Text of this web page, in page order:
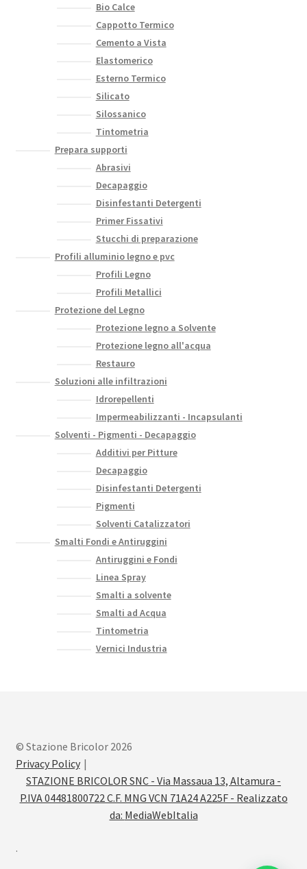
Bio Calce
Cappotto Termico
Cemento a Vista
Elastomerico
Esterno Termico
Silicato
Silossanico
Tintometria
Prepara supporti
Abrasivi
Decapaggio
Disinfestanti Detergenti
Primer Fissativi
Stucchi di preparazione
Profili alluminio legno e pvc
Profili Legno
Profili Metallici
Protezione del Legno
Protezione legno a Solvente
Protezione legno all'acqua
Restauro
Soluzioni alle infiltrazioni
Idrorepellenti
Impermeabilizzanti - Incapsulanti
Solventi - Pigmenti - Decapaggio
Additivi per Pitture
Decapaggio
Disinfestanti Detergenti
Pigmenti
Solventi Catalizzatori
Smalti Fondi e Antiruggini
Antiruggini e Fondi
Linea Spray
Smalti a solvente
Smalti ad Acqua
Tintometria
Vernici Industria
© Stazione Bricolor 2026
Privacy Policy
STAZIONE BRICOLOR SNC - Via Massaua 13, Altamura -
P.IVA 04481800722 C.F. MNG VCN 71A24 A225F - Realizzato
da: MediaWebItalia
.